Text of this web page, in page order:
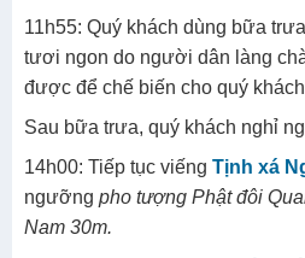
11h55: Quý khách dùng bữa
tươi ngon do người dân làng
được để chế biến cho quý
Sau bữa trưa, quý khách nghỉ
14h00: Tiếp tục viếng Tịnh xá
ngưỡng pho tượng Phật đôi
Nam 30m.